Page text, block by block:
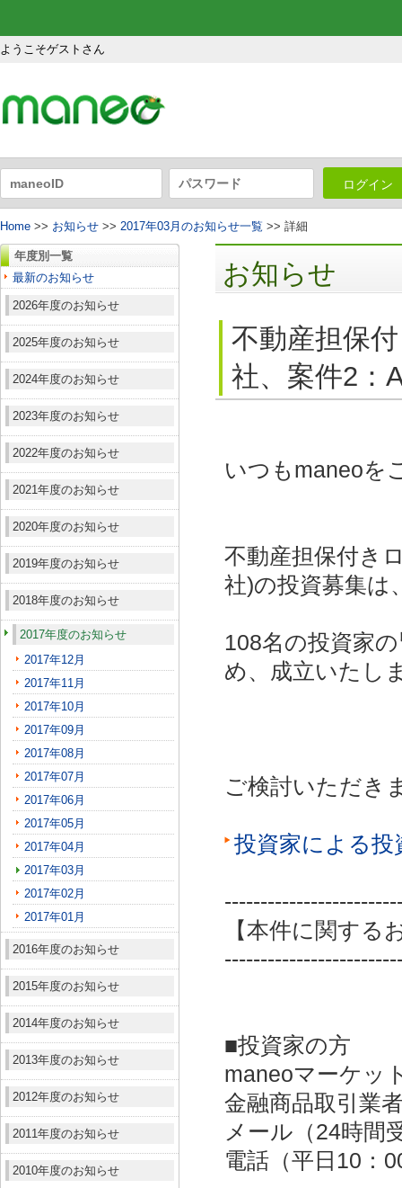
ようこそゲストさん
ログイン
Home >> お知らせ >> 2017年03月のお知らせ一覧 >> 詳細
年度別一覧
最新のお知らせ
2026年度のお知らせ
2025年度のお知らせ
2024年度のお知らせ
2023年度のお知らせ
2022年度のお知らせ
2021年度のお知らせ
2020年度のお知らせ
2019年度のお知らせ
2018年度のお知らせ
2017年度のお知らせ
2017年12月
2017年11月
2017年10月
2017年09月
2017年08月
2017年07月
2017年06月
2017年05月
2017年04月
2017年03月
2017年02月
2017年01月
2016年度のお知らせ
2015年度のお知らせ
2014年度のお知らせ
2013年度のお知らせ
2012年度のお知らせ
2011年度のお知らせ
2010年度のお知らせ
お知らせ
不動産担保
社、案件2：
いつもmaneoを
不動産担保付き
社)の投資募集は
108名の投資家
め、成立いたし
ご検討いただき
投資家による
【本件に関する
■投資家の方
maneoマーケッ
金融商品取引業
メール（24時間
電話（平日10：